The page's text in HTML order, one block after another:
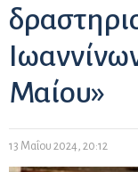
Μαίου»
13 Μαΐου 2024, 20:12